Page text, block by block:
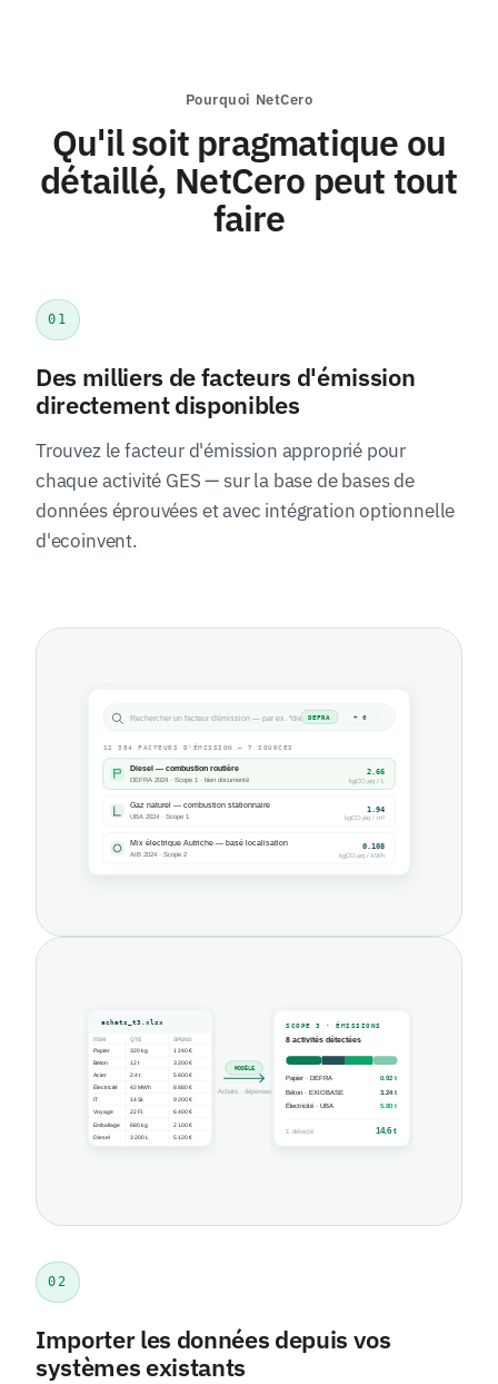
Pourquoi NetCero
Qu'il soit pragmatique ou
détaillé, NetCero peut tout
faire
01
Des milliers de facteurs d'émission
directement disponibles
Trouvez le facteur d'émission approprié pour
chaque activité GES — sur la base de bases de
données éprouvées et avec intégration optionnelle
d'ecoinvent.
02
Importer les données depuis vos
systèmes existants